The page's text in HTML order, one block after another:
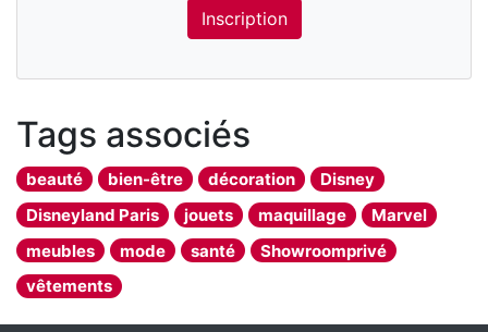
Inscription
Tags associés
beauté bien-être décoration
Disney
Disneyland Paris
jouets maquillage
Marvel
meubles
mode santé
Showroomprivé
vêtements